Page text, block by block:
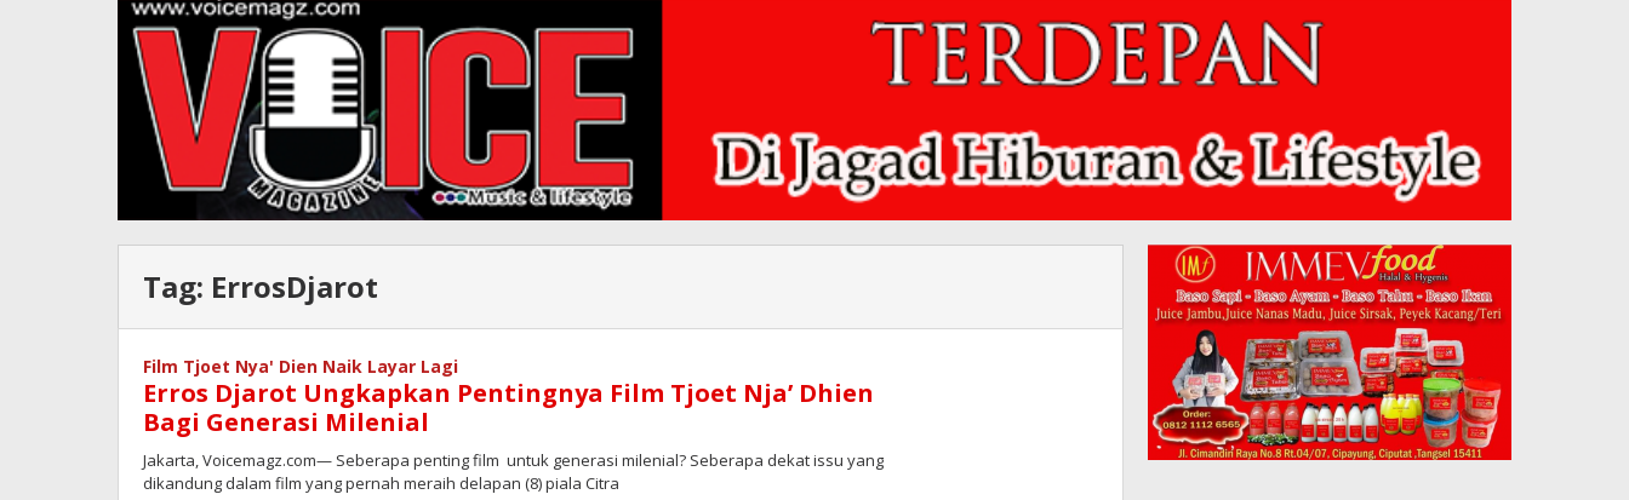
Tag: ErrosDjarot
Film Tjoet Nya' Dien Naik Layar Lagi
Erros Djarot Ungkapkan Pentingnya Film Tjoet Nja’ Dhien
Bagi Generasi Milenial
Jakarta, Voicemagz.com— Seberapa penting film untuk generasi milenial? Seberapa dekat issu yang
dikandung dalam film yang pernah meraih delapan (8) piala Citra